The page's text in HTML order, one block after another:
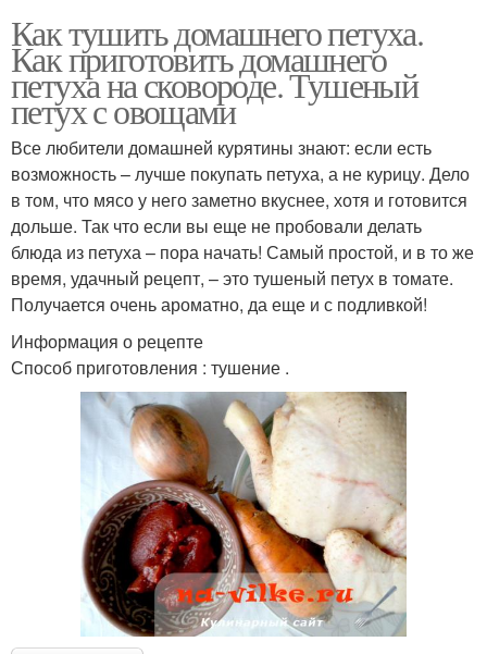
Как тушить домашнего петуха.
Как приготовить домашнего
петуха на сковороде. Тушеный
петух с овощами
Все любители домашней курятины знают: если есть
возможность – лучше покупать петуха, а не курицу. Дело
в том, что мясо у него заметно вкуснее, хотя и готовится
дольше. Так что если вы еще не пробовали делать
блюда из петуха – пора начать! Самый простой, и в то же
время, удачный рецепт, – это тушеный петух в томате.
Получается очень ароматно, да еще и с подливкой!
Информация о рецепте
Способ приготовления : тушение .